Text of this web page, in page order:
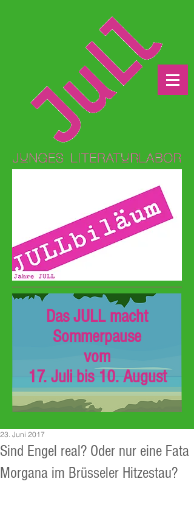
Das JULL macht
Sommerpause
vom
17. Juli bis 10. August
Sind Engel real? Oder nur eine Fata
Morgana im Brüsseler Hitzestau?
23. Juni 2017